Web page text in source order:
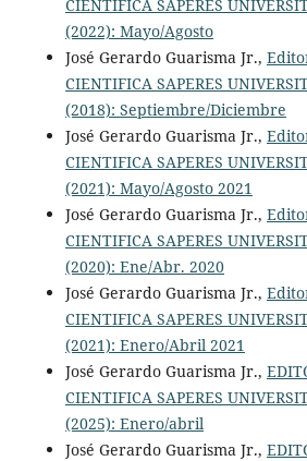
CIENTIFICA SAPERES
(2022): Mayo/Agosto
José Gerardo Guarisma Jr.,
CIENTIFICA SAPERES
(2018): Septiembre/Diciembre
José Gerardo Guarisma Jr.,
CIENTIFICA SAPERES
(2021): Mayo/Agosto 2021
José Gerardo Guarisma Jr.,
CIENTIFICA SAPERES
(2020): Ene/Abr. 2020
José Gerardo Guarisma Jr.,
CIENTIFICA SAPERES
(2021): Enero/Abril 2021
José Gerardo Guarisma Jr.,
CIENTIFICA SAPERES
(2025): Enero/abril
José Gerardo Guarisma Jr.,